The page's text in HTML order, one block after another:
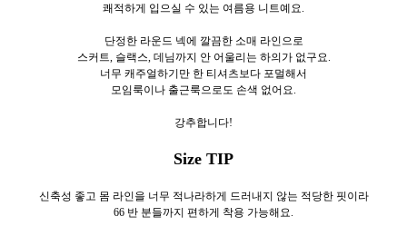
쾌적하게 입으실 수 있는 여름용 니트예요.
단정한 라운드 넥에 깔끔한 소매 라인으로
스커트, 슬랙스, 데님까지 안 어울리는 하의가 없구요.
너무 캐주얼하기만 한 티셔츠보다 포멀해서
모임룩이나 출근룩으로도 손색 없어요.
강추합니다!
Size TIP
신축성 좋고 몸 라인을 너무 적나라하게 드러내지 않는 적당한 핏이라
66 반 분들까지 편하게 착용 가능해요.